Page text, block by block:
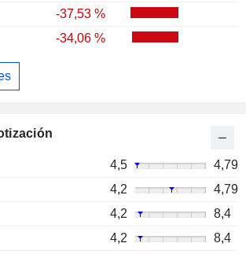
-37,53 %
-34,06 %
4,5
4,79
4,2
4,79
4,2
8,4
4,2
8,4